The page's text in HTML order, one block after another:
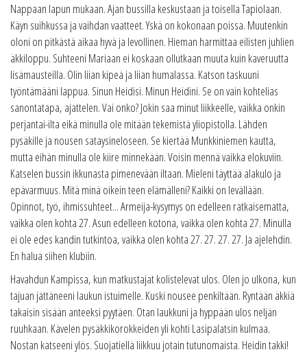
Nappaan lapun mukaan. Ajan bussilla keskustaan ja toisella Tapiolaan.
Käyn suihkussa ja vaihdan vaatteet. Yskä on kokonaan poissa. Muutenkin
oloni on pitkästä aikaa hyvä ja levollinen. Hieman harmittaa eilisten juhlien
äkkiloppu. Suhteeni Mariaan ei koskaan ollutkaan muuta kuin kaveruutta
lisämausteilla. Olin liian kipeä ja liian humalassa. Katson taskuuni
työntämääni lappua. Sinun Heidisi. Minun Heidini. Se on vain kohtelias
sanontatapa, ajattelen. Vai onko? Jokin saa minut liikkeelle, vaikka onkin
perjantai-ilta eikä minulla ole mitään tekemistä yliopistolla. Lähden
pysäkille ja nousen sataysineloseen. Se kiertää Munkkiniemen kautta,
mutta eihän minulla ole kiire minnekään. Voisin mennä vaikka elokuviin.
Katselen bussin ikkunasta pimenevään iltaan. Mieleni täyttää alakulo ja
epävarmuus. Mitä minä oikein teen elämälleni? Kaikki on levällään.
Opinnot, työ, ihmissuhteet... Armeija-kysymys on edelleen ratkaisematta,
vaikka olen kohta 27. Asun edelleen kotona, vaikka olen kohta 27. Minulla
ei ole edes kandin tutkintoa, vaikka olen kohta 27. 27. 27. 27. Ja ajelehdin.
En halua siihen klubiin.
Havahdun Kampissa, kun matkustajat kolistelevat ulos. Olen jo ulkona, kun
tajuan jättäneeni laukun istuimelle. Kuski nousee penkiltään. Ryntään äkkiä
takaisin sisään anteeksi pyytäen. Otan laukkuni ja hyppään ulos neljän
ruuhkaan. Kävelen pysäkkikorokkeiden yli kohti Lasipalatsin kulmaa.
Nostan katseeni ylös. Suojatiellä liikkuu jotain tutunomaista. Heidin takki!